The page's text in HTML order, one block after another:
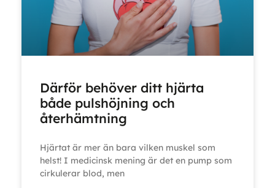
Därför behöver ditt hjärta
både pulshöjning och
återhämtning
Hjärtat är mer än bara vilken muskel som
helst! I medicinsk mening är det en pump som
cirkulerar blod, men